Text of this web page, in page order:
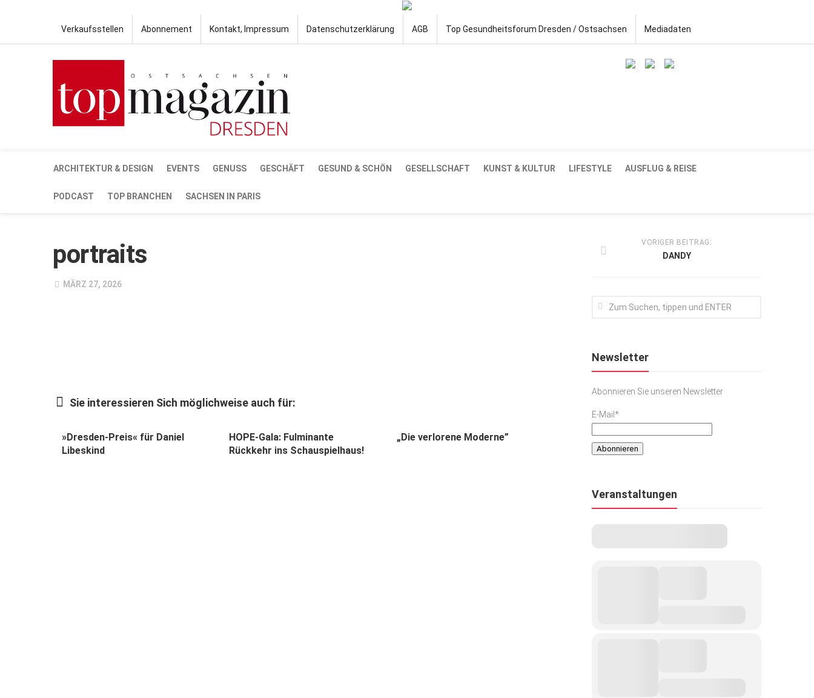
Verkaufsstellen Abonnement Kontakt, Impressum Datenschutzerklärung AGB Top Gesundheitsforum Dresden / Ostsachsen Mediadaten
ARCHITEKTUR & DESIGN EVENTS GENUSS GESCHÄFT GESUND & SCHÖN GESELLSCHAFT KUNST & KULTUR LIFESTYLE AUSFLUG & REISE
PODCAST TOP BRANCHEN SACHSEN IN PARIS
portraits
MÄRZ 27, 2026
Sie interessieren Sich möglichweise auch für:
»Dresden-Preis« für Daniel
Libeskind
HOPE-Gala: Fulminante
Rückkehr ins Schauspielhaus!
„Die verlorene Moderne”
VORIGER BEITRAG:
DANDY
Newsletter
Abonnieren Sie unseren Newsletter
E-Mail*
Veranstaltungen